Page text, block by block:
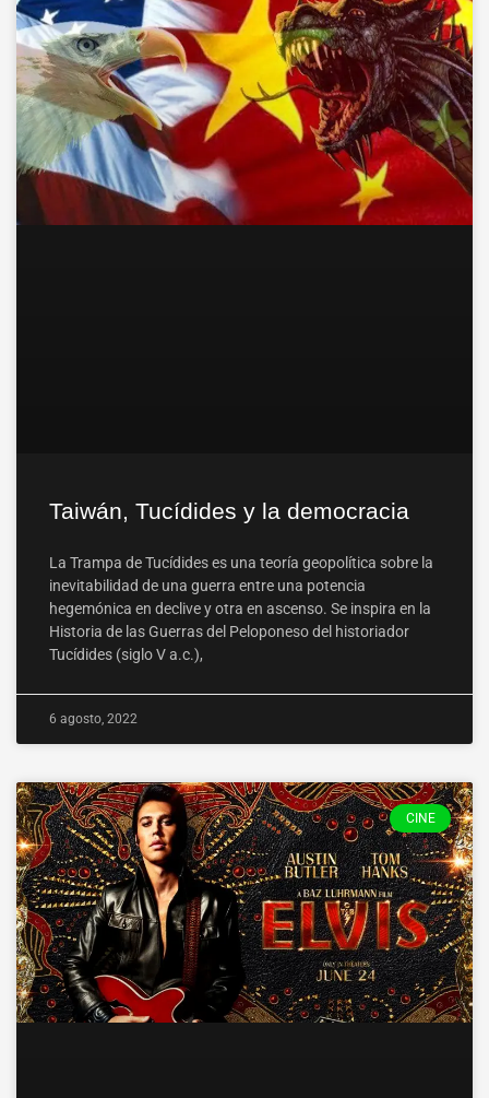
Taiwán, Tucídides y la democracia
La Trampa de Tucídides es una teoría geopolítica sobre la
inevitabilidad de una guerra entre una potencia
hegemónica en declive y otra en ascenso. Se inspira en la
Historia de las Guerras del Peloponeso del historiador
Tucídides (siglo V a.c.),
6 agosto, 2022
CINE